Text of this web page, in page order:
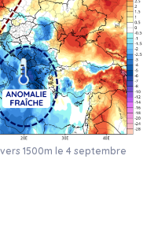
1500m le 4 septembre